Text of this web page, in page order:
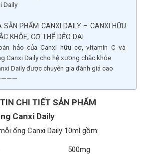
Daily
SẢN PHẨM CANXI DAILY – CANXI HỮU
KHỎE, CƠ THỂ DẺO DAI
hảo của Canxi hữu cơ, vitamin C và
Canxi Daily cho hệ xương chắc khỏe
Daily được chuyên gia đánh giá cao
CHI TIẾT SẢN PHẨM
Canxi Daily
ống Canxi Daily 10ml gồm:
500mg